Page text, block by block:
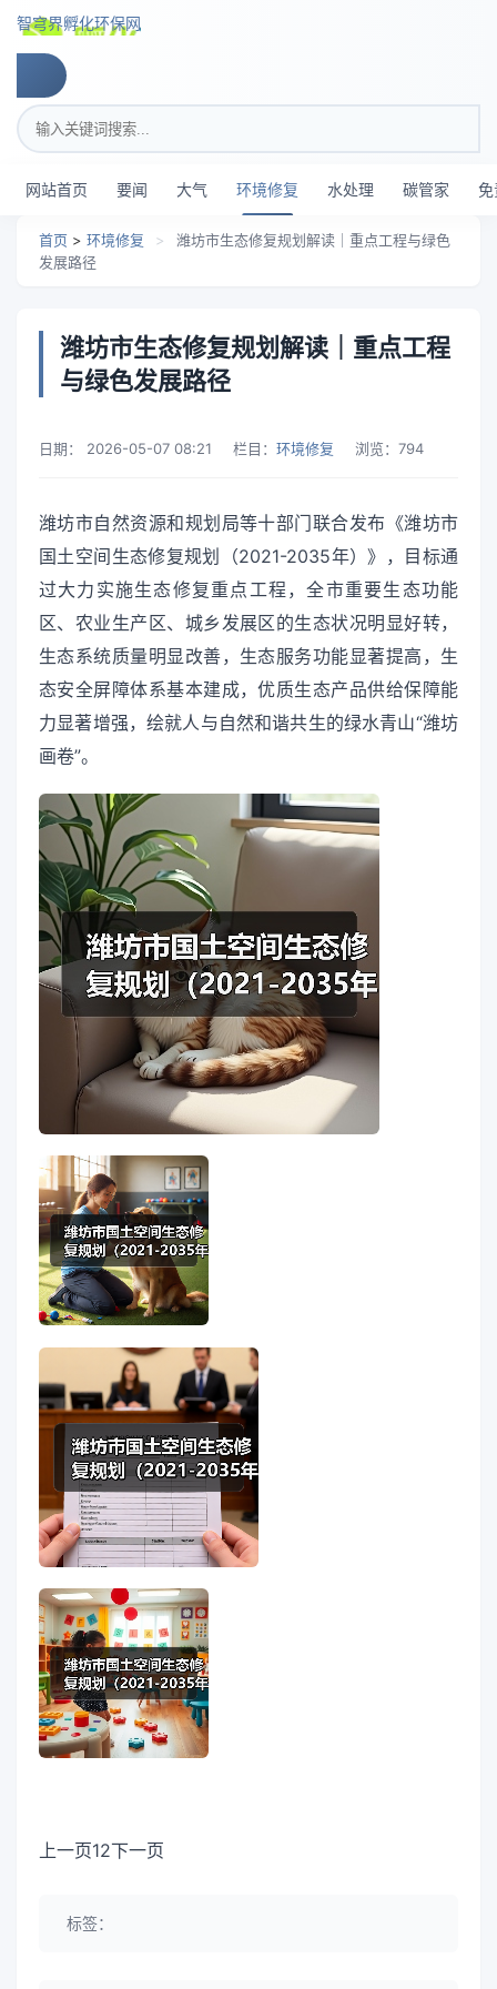
智穹界孵化环保网
搜索关键词
网站首页 要闻 大气 环境修复 水处理 碳管家 免
首页 > 环境修复 >
潍坊市生态修复规划解读｜重点工程与绿色
发展路径
潍坊市生态修复规划解读｜重点工程
与绿色发展路径
日期： 2026-05-07 08:21 栏目： 环境修复 浏览： 794
潍坊市自然资源和规划局等十部门联合发布《潍坊市
国土空间生态修复规划（2021-2035年）》，目标通
过大力实施生态修复重点工程，全市重要生态功能
区、农业生产区、城乡发展区的生态状况明显好转，
生态系统质量明显改善，生态服务功能显著提高，生
态安全屏障体系基本建成，优质生态产品供给保障能
力显著增强，绘就人与自然和谐共生的绿水青山“潍坊
画卷”。
上一页12下一页
标签：